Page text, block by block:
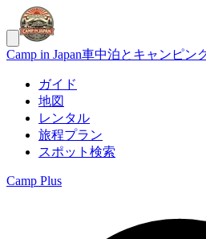
Camp in Japan車中泊とキャンピン
ガイド
地図
レンタル
旅程プラン
スポット検索
Camp Plus